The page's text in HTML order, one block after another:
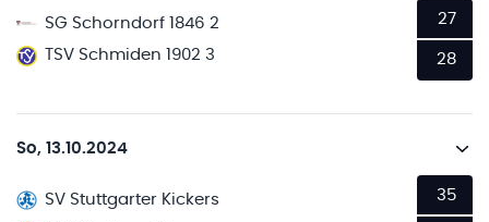
SG Schorndorf 1846 2
TSV Schmiden 1902 3
27
28
So, 13.10.2024
SV Stuttgarter Kickers
35